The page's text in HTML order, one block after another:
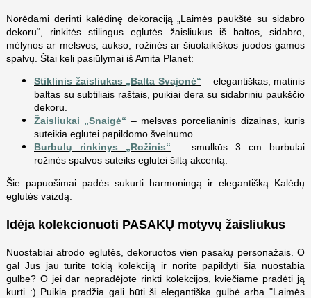
Norėdami derinti kalėdinę dekoraciją „Laimės paukštė su sidabro
dekoru“, rinkitės stilingus eglutės žaisliukus iš baltos, sidabro,
mėlynos ar melsvos, aukso, rožinės ar šiuolaikiškos juodos gamos
spalvų. Štai keli pasiūlymai iš Amita Planet:
Stiklinis žaisliukas „Balta Svajonė“ – elegantiškas, matinis
baltas su subtiliais raštais, puikiai dera su sidabriniu paukščio
dekoru.
Žaisliukai „Snaigė“ – melsvas porcelianinis dizainas, kuris
suteikia eglutei papildomo švelnumo.
Burbulų rinkinys „Rožinis“
– smulkūs 3 cm burbulai
rožinės spalvos suteiks eglutei šiltą akcentą.
Šie papuošimai padės sukurti harmoningą ir elegantišką Kalėdų
eglutės vaizdą.
Idėja kolekcionuoti PASAKŲ motyvų žaisliukus
Nuostabiai atrodo eglutės, dekoruotos vien pasakų personažais. O
gal Jūs jau turite tokią kolekciją ir norite papildyti šia nuostabia
gulbe? O jei dar nepradėjote rinkti kolekcijos, kviečiame pradėti ją
kurti :) Puikia pradžia gali būti ši elegantiška gulbė arba "Laimės